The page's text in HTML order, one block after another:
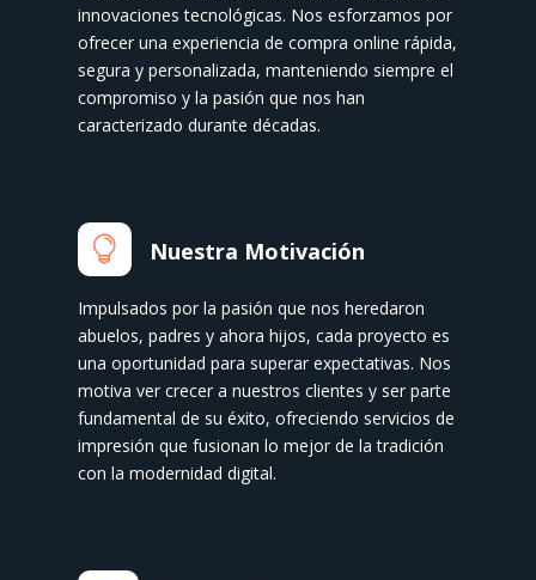
innovaciones tecnológicas. Nos esforzamos por
ofrecer una experiencia de compra online rápida,
segura y personalizada, manteniendo siempre el
compromiso y la pasión que nos han
caracterizado durante décadas.
 Nuestra Motivación
Impulsados por la pasión que nos heredaron
abuelos, padres y ahora hijos, cada proyecto es
una oportunidad para superar expectativas. Nos
motiva ver crecer a nuestros clientes y ser parte
fundamental de su éxito, ofreciendo servicios de
impresión que fusionan lo mejor de la tradición
con la modernidad digital.